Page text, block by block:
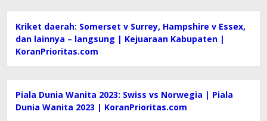
Kriket daerah: Somerset v Surrey, Hampshire v Essex,
dan lainnya – langsung | Kejuaraan Kabupaten |
KoranPrioritas.com
Piala Dunia Wanita 2023: Swiss vs Norwegia | Piala
Dunia Wanita 2023 | KoranPrioritas.com